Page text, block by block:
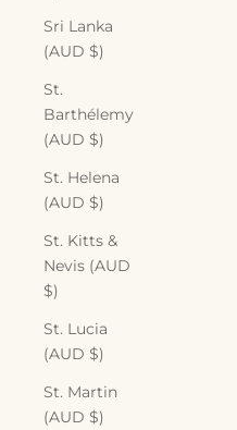
Sri Lanka
(AUD $)
St.
Barthélemy
(AUD $)
St. Helena
(AUD $)
St. Kitts &
Nevis (AUD
$)
St. Lucia
(AUD $)
St. Martin
(AUD $)